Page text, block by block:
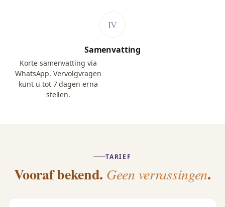
Samenvatting
Korte samenvatting via
WhatsApp. Vervolgvragen
kunt u tot 7 dagen erna
stellen.
TARIEF
Vooraf bekend. Geen verrassingen.